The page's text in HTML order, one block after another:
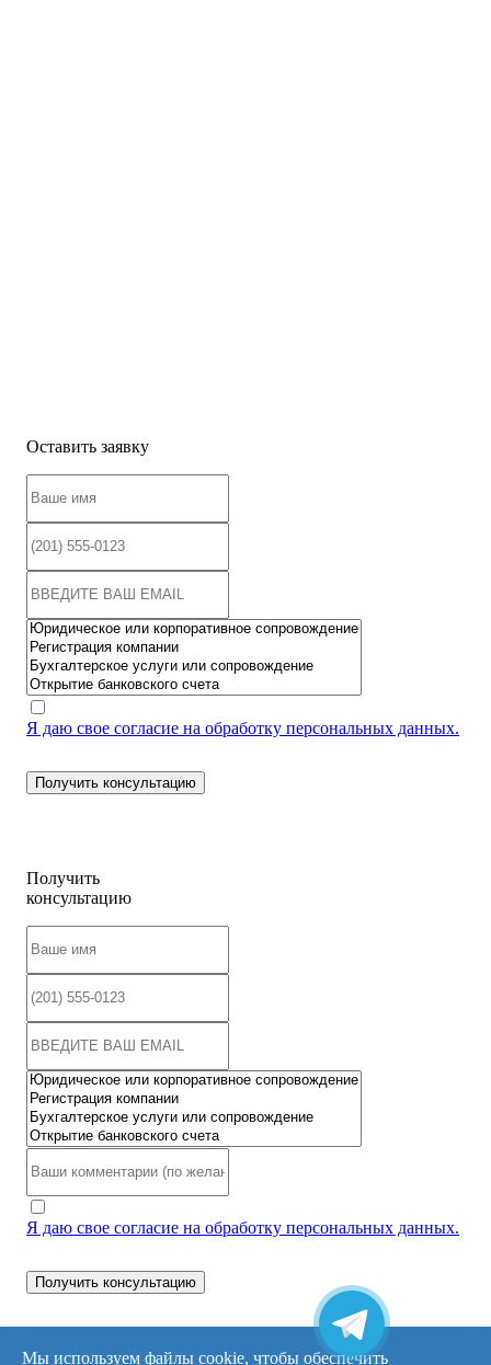
Оставить заявку
Я даю свое согласие на обработку персональных данных.
Получить
консультацию
Я даю свое согласие на обработку персональных данных.
Мы используем файлы cookie, чтобы обеспечить